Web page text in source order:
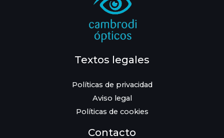
Textos legales
Políticas de privacidad
Aviso legal
Políticas de cookies
Contacto